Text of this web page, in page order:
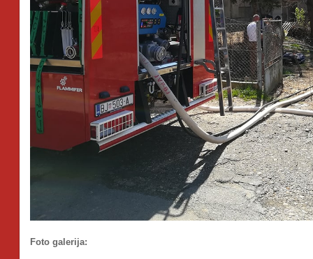
Foto galerija: